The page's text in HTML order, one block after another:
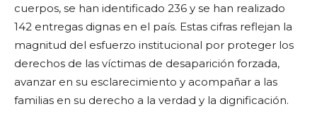
cuerpos, se han identificado 236 y se han realizado
142 entregas dignas en el país. Estas cifras reflejan la
magnitud del esfuerzo institucional por proteger los
derechos de las víctimas de desaparición forzada,
avanzar en su esclarecimiento y acompañar a las
familias en su derecho a la verdad y la dignificación.